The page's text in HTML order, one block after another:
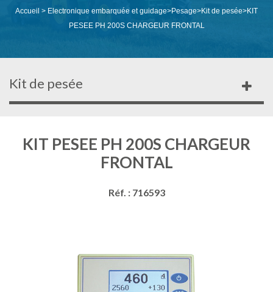
Accueil > Electronique embarquée et guidage>Pesage>Kit de pesée>KIT
PESEE PH 200S CHARGEUR FRONTAL
Kit de pesée
KIT PESEE PH 200S CHARGEUR
FRONTAL
Réf. : 716593